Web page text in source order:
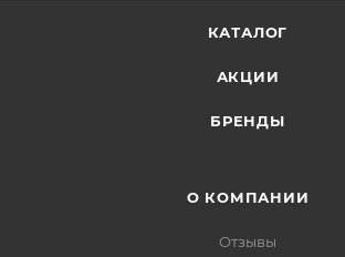
КАТАЛОГ
АКЦИИ
БРЕНДЫ
О КОМПАНИИ
Отзывы